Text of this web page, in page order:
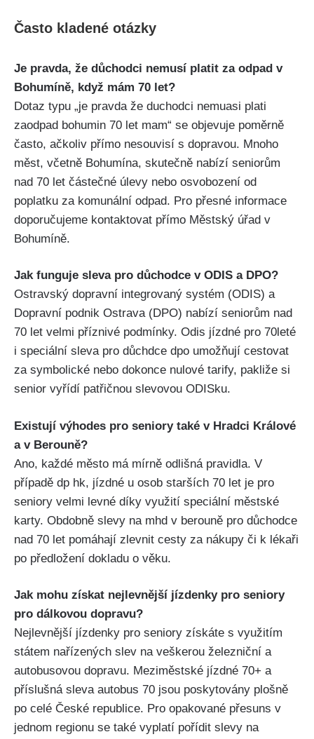
Často kladené otázky
Je pravda, že důchodci nemusí platit za odpad v
Bohumíně, když mám 70 let?
Dotaz typu „je pravda že duchodci nemuasi plati
zaodpad bohumin 70 let mam“ se objevuje poměrně
často, ačkoliv přímo nesouvisí s dopravou. Mnoho
měst, včetně Bohumína, skutečně nabízí seniorům
nad 70 let částečné úlevy nebo osvobození od
poplatku za komunální odpad. Pro přesné informace
doporučujeme kontaktovat přímo Městský úřad v
Bohumíně.
Jak funguje sleva pro důchodce v ODIS a DPO?
Ostravský dopravní integrovaný systém (ODIS) a
Dopravní podnik Ostrava (DPO) nabízí seniorům nad
70 let velmi příznivé podmínky. Odis jízdné pro 70leté
i speciální sleva pro důchdce dpo umožňují cestovat
za symbolické nebo dokonce nulové tarify, pakliže si
senior vyřídí patřičnou slevovou ODISku.
Existují výhodes pro seniory také v Hradci Králové
a v Berouně?
Ano, každé město má mírně odlišná pravidla. V
případě dp hk, jízdné u osob starších 70 let je pro
seniory velmi levné díky využití speciální městské
karty. Obdobně slevy na mhd v berouně pro důchodce
nad 70 let pomáhají zlevnit cesty za nákupy či k lékaři
po předložení dokladu o věku.
Jak mohu získat nejlevnější jízdenky pro seniory
pro dálkovou dopravu?
Nejlevnější jízdenky pro seniory získáte s využitím
státem nařízených slev na veškerou železniční a
autobusovou dopravu. Meziměstské jízdné 70+ a
příslušná sleva autobus 70 jsou poskytovány plošně
po celé České republice. Pro opakované přesuns v
jednom regionu se také vyplatí pořídit slevy na